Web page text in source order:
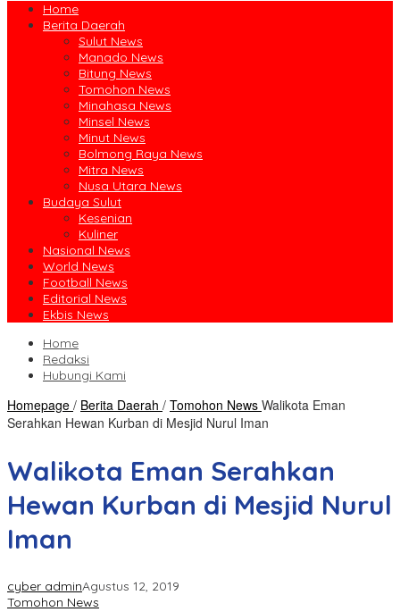
Home
Berita Daerah
Sulut News
Manado News
Bitung News
Tomohon News
Minahasa News
Minsel News
Minut News
Bolmong Raya News
Mitra News
Nusa Utara News
Budaya Sulut
Kesenian
Kuliner
Nasional News
World News
Football News
Editorial News
Ekbis News
Home
Redaksi
Hubungi Kami
Homepage / Berita Daerah / Tomohon News Walikota Eman
Serahkan Hewan Kurban di Mesjid Nurul Iman
Walikota Eman Serahkan
Hewan Kurban di Mesjid Nurul
Iman
cyber adminAgustus 12, 2019
Tomohon News